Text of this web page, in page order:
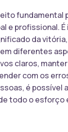
fundamental
e profissional.
da
diferentes
claros,
com os
é possível
todo o esforço